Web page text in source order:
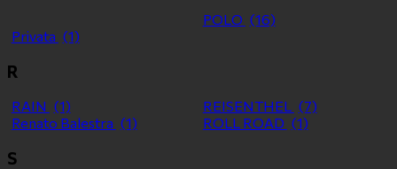
POLO (16)
Privata (1)
R
RAIN (1) REISENTHEL (7)
Renato Balestra (1) ROLL ROAD (1)
S